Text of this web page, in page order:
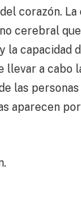
corazón. La
cerebral
la capacidad
llevar a cabo
las
aparecen